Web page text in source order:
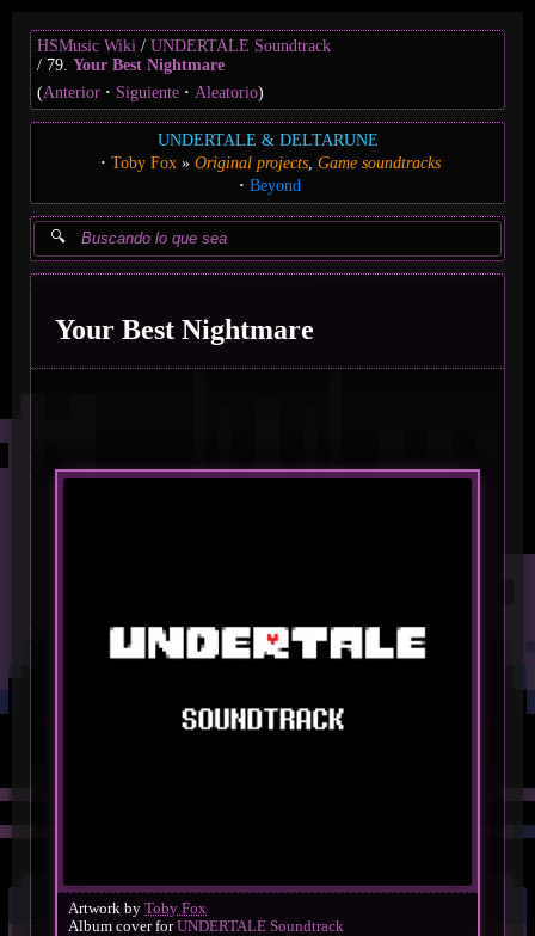
HSMusic Wiki
UNDERTALE Soundtrack
79. Your Best Nightmare
(Anterior Siguiente Aleatorio)
UNDERTALE & DELTARUNE
Toby Fox
Original projects Game soundtracks
Beyond
Your Best Nightmare
Artwork by Toby Fox
Album cover forUNDERTALE Soundtrack